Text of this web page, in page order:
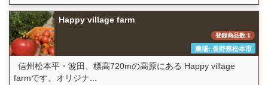
Happy village farm
登録商品数:1
農場: 長野県松本市
信州松本平・波田、標高720mの高原にある Happy village
farmです。オリジナ...